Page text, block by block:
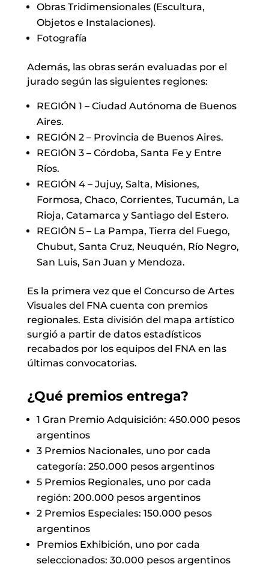
Obras Tridimensionales (Escultura,
Objetos e Instalaciones).
Fotografía
Además, las obras serán evaluadas por el
jurado según las siguientes regiones:
REGIÓN 1 – Ciudad Autónoma de Buenos
Aires.
REGIÓN 2 – Provincia de Buenos Aires.
REGIÓN 3 – Córdoba, Santa Fe y Entre
Ríos.
REGIÓN 4 – Jujuy, Salta, Misiones,
Formosa, Chaco, Corrientes, Tucumán, La
Rioja, Catamarca y Santiago del Estero.
REGIÓN 5 – La Pampa, Tierra del Fuego,
Chubut, Santa Cruz, Neuquén, Río Negro,
San Luis, San Juan y Mendoza.
Es la primera vez que el Concurso de Artes
Visuales del FNA cuenta con premios
regionales. Esta división del mapa artístico
surgió a partir de datos estadísticos
recabados por los equipos del FNA en las
últimas convocatorias.
¿Qué premios entrega?
1 Gran Premio Adquisición: 450.000 pesos
argentinos
3 Premios Nacionales, uno por cada
categoría: 250.000 pesos argentinos
5 Premios Regionales, uno por cada
región: 200.000 pesos argentinos
2 Premios Especiales: 150.000 pesos
argentinos
Premios Exhibición, uno por cada
seleccionados: 30.000 pesos argentinos